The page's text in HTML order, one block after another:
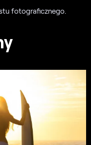
fotograficznego.